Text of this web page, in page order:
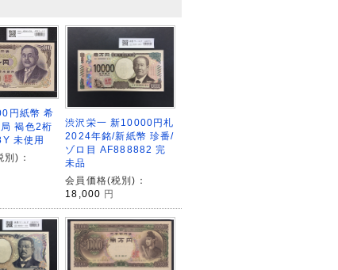
円紙幣 希
褐色2桁
未使用
別)：
渋沢栄一 新10000円札
2024年銘/新紙幣 珍番/
ゾロ目 AF888882 完
未品
会員価格(税別)：
18,000 円